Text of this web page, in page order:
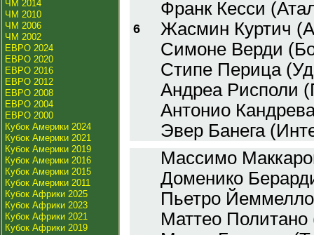
ЧМ 2014
ЧМ 2010
ЧМ 2006
ЧМ 2002
ЕВРО 2024
ЕВРО 2020
ЕВРО 2016
ЕВРО 2012
ЕВРО 2008
ЕВРО 2004
ЕВРО 2000
Кубок Америки 2024
Кубок Америки 2021
Кубок Америки 2019
Кубок Америки 2016
Кубок Америки 2015
Кубок Америки 2011
Кубок Африки 2025
Кубок Африки 2023
Кубок Африки 2021
Кубок Африки 2019
6
Франк Кесси
Жасмин Куртич
Симоне Верди
Стипе Перица
Андреа Рисполи
Антонио
Эвер Банега
Массимо
Доменико
Пьетро
Маттео Политано